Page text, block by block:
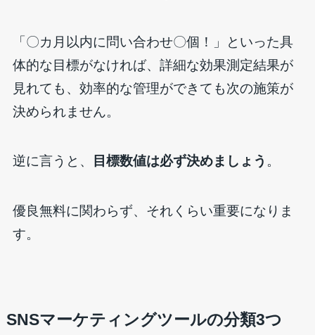
「〇カ月以内に問い合わせ〇個！」といった具
体的な目標がなければ、詳細な効果測定結果が
見れても、効率的な管理ができても次の施策が
決められません。
逆に言うと、 目標数値は必ず決めましょう 。
優良無料に関わらず、それくらい重要になりま
す。
SNSマーケティングツールの分類3つ